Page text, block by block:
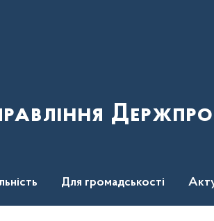
Для громадськості